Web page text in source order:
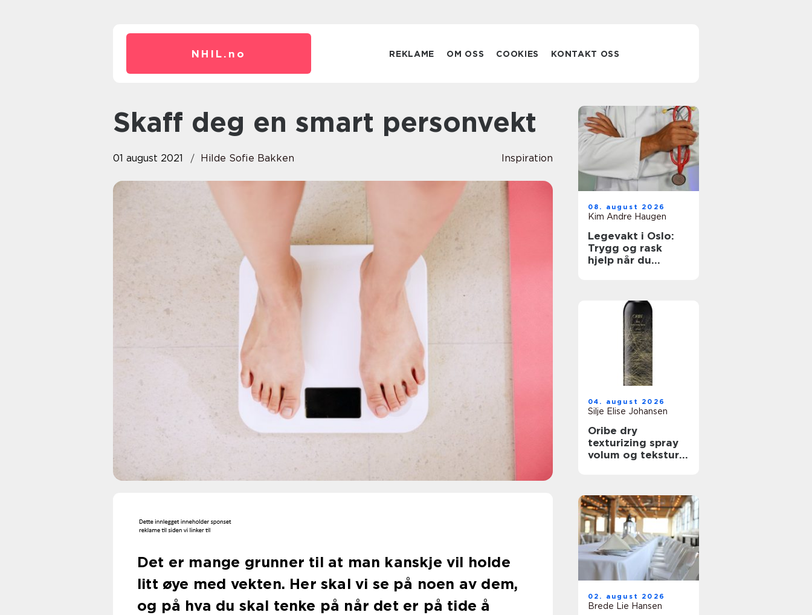
NHIL. no REKLAME OM OSS COOKIES KONTAKT OSS
Skaff deg en smart personvekt
01 august 2021 Hilde Sofie Bakken Inspiration
Det er mange grunner til at man kanskje vil holde
litt øye med vekten. Her skal vi se på noen av dem,
og på hva du skal tenke på når det er på tide å
08. august 2026
Kim Andre Haugen
Legevakt i Oslo:
Trygg og rask
hjelp når du
04. august 2026
Silje Elise Johansen
Oribe dry
texturizing spray
volum og tekstur
02. august 2026
Brede Lie Hansen